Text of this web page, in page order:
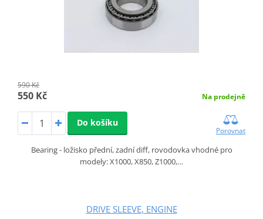
590 Kč
550 Kč Na prodejně
Do košíku
Porovnat
Bearing - ložisko přední, zadní diff, rovodovka vhodné pro
modely: X1000, X850, Z1000,…
DRIVE SLEEVE, ENGINE